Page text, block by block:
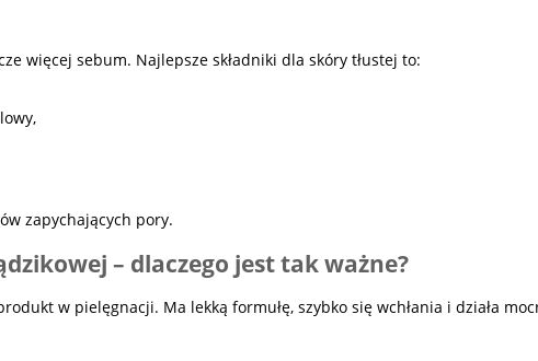
więcej sebum. Najlepsze składniki dla skóry tłustej to:
zapychających pory.
– dlaczego jest tak ważne?
w pielęgnacji. Ma lekką formułę, szybko się wchłania i działa